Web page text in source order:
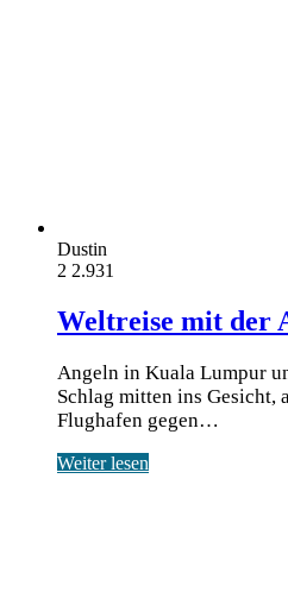
Dustin
2 2.931
Weltreise mit der
Angeln in Kuala Lumpur
Schlag mit­ten ins Gesicht,
Flug­ha­fen gegen…
Weiter lesen